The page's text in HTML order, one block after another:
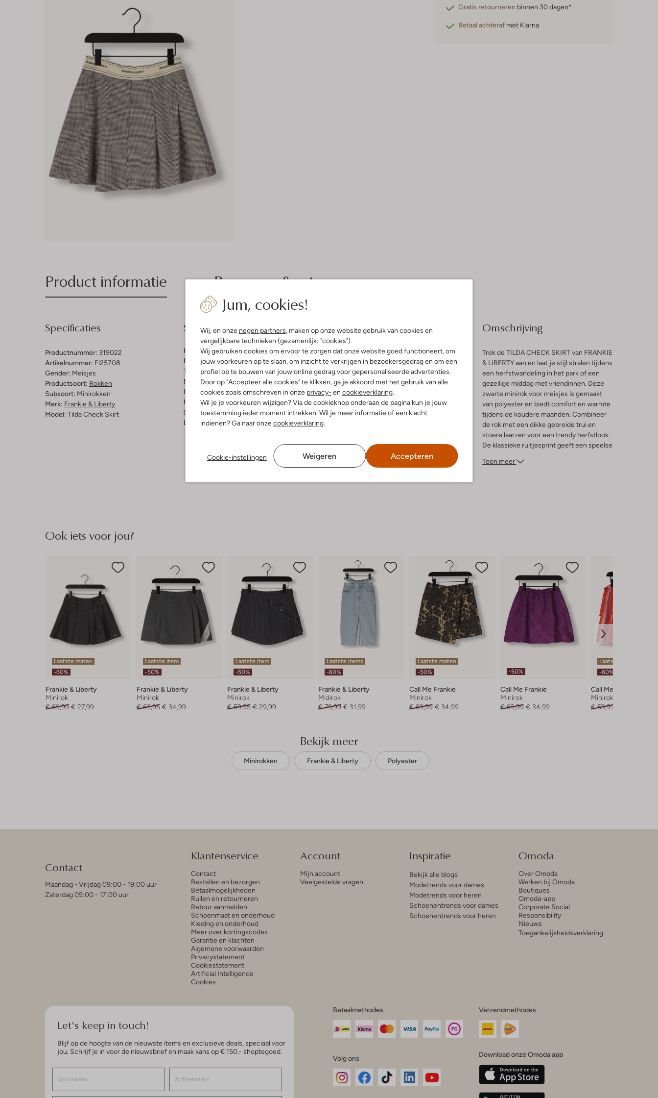
Jum, cookies!
Wij, en onze negen partners, maken op onze website gebruik van cookies en
vergelijkbare technieken (gezamenlijk: "cookies").
Wij gebruiken cookies om ervoor te zorgen dat onze website goed functioneert, om
jouw voorkeuren op te slaan, om inzicht te verkrijgen in bezoekersgedrag en om een
profiel op te bouwen van jouw online gedrag voor gepersonaliseerde advertenties.
Door op "Accepteer alle cookies" te klikken, ga je akkoord met het gebruik van alle
cookies zoals omschreven in onze privacy- en cookieverklaring.
Wil je je voorkeuren wijzigen? Via de cookieknop onderaan de pagina kun je jouw
toestemming ieder moment intrekken. Wil je meer informatie of een klacht
indienen? Ga naar onzecookieverklaring.
Cookie-instellingen Weigeren Accepteren
Gratis retourneren binnen 30 dagen*
Betaal achteraf met Klarna
Product informatie Bezorgen & retourneren
Specificaties
Productnummer: 319022
Artikelnummer: Fl25708
Gender: Meisjes
Productsoort: Rokken
Subsoort: Minirokken
Merk: Frankie & Liberty
Model: Tilda Check Skirt
Samenstelling & Pasvorm
Kleur:Multi
Patroon:Pied-De-Poule
Trends:Classic Tailoring
Materiaal binnenkant:Polyester
Materiaal:Polyester
Materiaalpercentages:
90% Polyester, 10% Viscose
Lengte:Kort
Wasvoorschriften
Normaal wassen op 30 °C
Strijken op maximaal 110 °C
Kan niet in de droogtrommel
Gewone chemische reiniging
Niet bleken
Omschrijving
Trek de TILDA CHECK SKIRT van FRANKIE
& LIBERTY aan en laat je stijl stralen tijdens
een herfstwandeling in het park of een
gezellige middag met vriendinnen. Deze
zwarte minirok voor meisjes is gemaakt
van polyester en biedt comfort en warmte
tijdens de koudere maanden. Combineer
de rok met een dikke gebreide trui en
stoere laarzen voor een trendy herfstlook.
De klassieke ruitjesprint geeft een speelse
avontuurlijke dagen en knusse momenten,
Toon meer
Ook iets voor jou?
Laatste maten
-60%
Frankie & Liberty
Minirok
€ 69,99 € 27,99
Laatste item
-50%
Frankie & Liberty
Minirok
€ 69,95 € 34,99
Laatste item
-50%
Frankie & Liberty
Minirok
€ 59,95 € 29,99
Laatste items
-60%
Frankie & Liberty
Midirok
€ 79,99 € 31,99
Laatste maten
-50%
Call Me Frankie
Minirok
€ 69,99 € 34,99
-50%
Call Me Frankie
Minirok
€ 69,99 € 34,99
Laatste maten
-60%
Call Me Frankie
Minirok
€ 59,99
Bekijk meer
Minirokken Frankie & Liberty Polyester
Contact
Maandag - Vrijdag 09:00 - 19:00 uur
Zaterdag 09:00 - 17:00 uur
Klantenservice
Contact
Bestellen en bezorgen
Betaalmogelijkheden
Ruilen en retourneren
Retour aanmelden
Schoenmaat en onderhoud
Kleding en onderhoud
Meer over kortingscodes
Garantie en klachten
Algemene voorwaarden
Privacystatement
Cookiestatement
Artificial Intelligence
Cookies
Account
Mijn account
Veelgestelde vragen
Inspiratie
Bekijk alle blogs
Modetrends voor dames
Modetrends voor heren
Schoenentrends voor dames
Schoenentrends voor heren
Omoda
Over Omoda
Werken bij Omoda
Boutiques
Omoda-app
Corporate Social
Responsibility
Nieuws
Toegankelijkheidsverklaring
Let's keep in touch!
Blijf op de hoogte van de nieuwste items en exclusieve deals, speciaal voor
jou. Schrijf je in voor de nieuwsbrief en maak kans op € 150,- shoptegoed.
Betaalmethodes
Volg ons
Verzendmethodes
Download onze Omoda app